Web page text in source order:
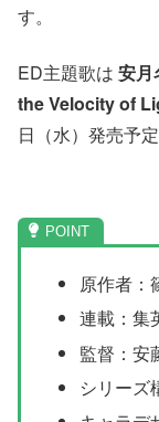
す。
ED主題歌は 安月
the Velocity of
日（水）発売予定
原作者：
連載：集
監督：安
シリーズ